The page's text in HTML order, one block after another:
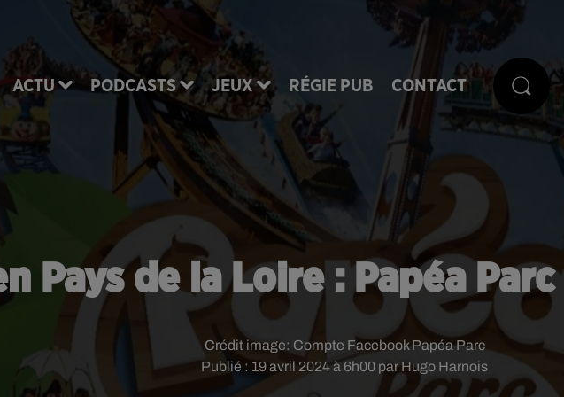
ACTU PODCASTS JEUX RÉGIE PUB CONTACT
Pays de la Loire : Papéa
Publié : 19 avril 2024 à 6h00 par Hugo Harnois
Crédit image: Compte Facebook Papéa Parc